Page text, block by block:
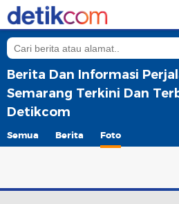
Berita Dan Informasi
Semarang Terkini Dan
Detikcom
Semua Berita Foto